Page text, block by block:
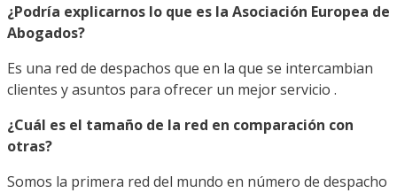
¿Podría explicarnos lo que es la Asociación Europea de
Abogados?
Es una red de despachos que en la que se intercambian
clientes y asuntos para ofrecer un mejor servicio .
¿Cuál es el tamaño de la red en comparación con
otras?
Somos la primera red del mundo en número de despacho